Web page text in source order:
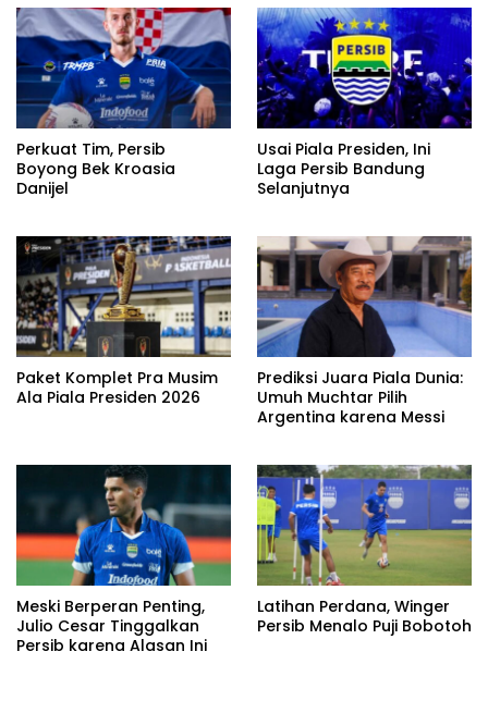
Perkuat Tim, Persib
Boyong Bek Kroasia
Danijel
Usai Piala Presiden, Ini
Laga Persib Bandung
Selanjutnya
Paket Komplet Pra Musim
Ala Piala Presiden 2026
Prediksi Juara Piala Dunia:
Umuh Muchtar Pilih
Argentina karena Messi
Meski Berperan Penting,
Julio Cesar Tinggalkan
Persib karena Alasan Ini
Latihan Perdana, Winger
Persib Menalo Puji Bobotoh